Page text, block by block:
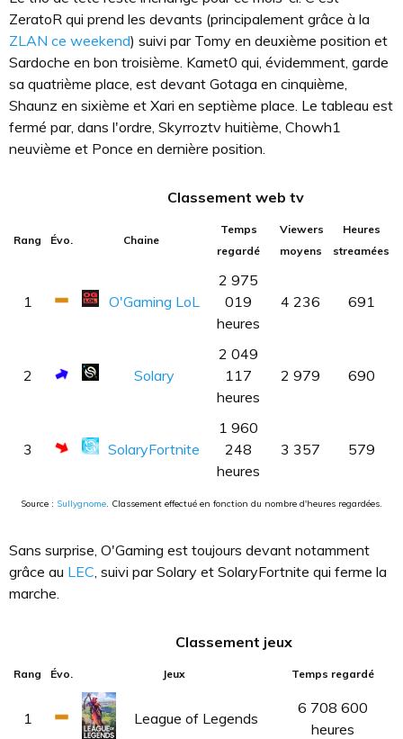
ZeratoR qui prend les devants (principalement grâce à la
ZLAN ce weekend) suivi par Tomy en deuxième position et
Sardoche en bon troisième. Kamet0 qui, évidemment, garde
sa quatrième place, est devant Gotaga en cinquième,
Shaunz en sixième et Xari en septième place. Le tableau est
fermé par, dans l'ordre, Skyrroztv huitième, Chowh1
neuvième et Ponce en dernière position.
Classement web tv
Rang Évo. Chaine
Temps
regardé
Viewers
moyens
Heures
streamées
1 O'Gaming LoL
2 975
019
heures
4 236 691
2 Solary
2 049
117
heures
2 979 690
3 SolaryFortnite
1 960
248
heures
3 357 579
Source : Sullygnome. Classement effectué en fonction du nombre d'heures regardées.
Sans surprise, O'Gaming est toujours devant notamment
grâce au LEC, suivi par Solary et SolaryFortnite qui ferme la
marche.
Classement jeux
Rang Évo. Jeux Temps regardé
1 League of Legends
6 708 600
heures